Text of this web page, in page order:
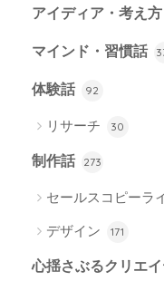
アイディア・考え方
マインド・習慣話
体験話 92
リサーチ 30
制作話 273
セールスコピーラ
デザイン 171
心揺さぶるクリエ